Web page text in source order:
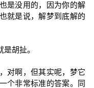
是没用的，因为你的解
就是说，解梦到底解的
胡扯。
对啊，但其实呢，梦它
个非常标准的答案。同